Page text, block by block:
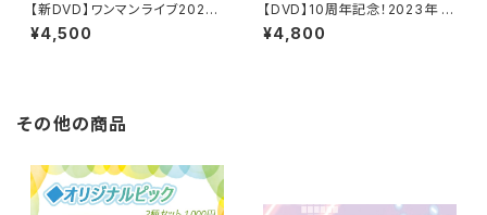
【新DVD】ワンマンライブ2025
-東京・福岡 2公演スペシャル-D
VD
¥4,500
【DVD】10周年記念！2023年 東
京ワンマンLIVEDVD(11月5日in
渋谷GUIILTY）
¥4,800
その他の商品